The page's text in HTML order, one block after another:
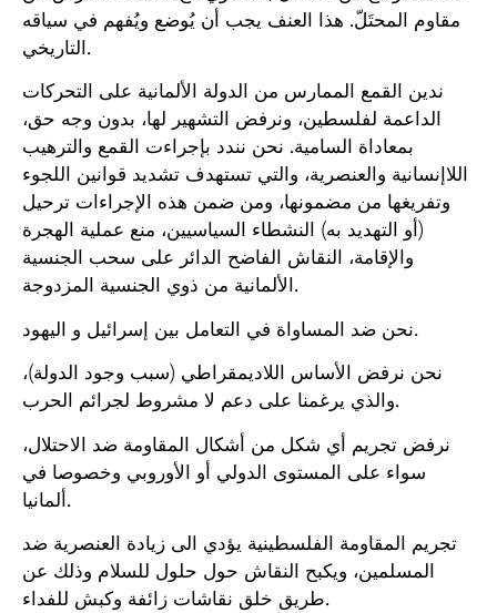
مقاوم المحتَلّ. هذا العنف يجب أن يُوضع ويُفهم في سياقه
التاريخي.
ندين القمع الممارس من الدولة الألمانية على التحركات
الداعمة لفلسطين، ونرفض التشهير لها، بدون وجه حق،
بمعاداة السامية. نحن نندد بإجراءت القمع والترهيب
اللاإنسانية والعنصرية، والتي تستهدف تشديد قوانين اللجوء
وتفريغها من مضمونها، ومن ضمن هذه الإجراءات ترحيل
(أو التهديد به) النشطاء السياسيين، منع عملية الهجرة
والإقامة، النقاش الفاضح الدائر على سحب الجنسية
الألمانية من ذوي الجنسية المزدوجة.
نحن ضد المساواة في التعامل بين إسرائيل و اليهود.
نحن نرفض الأساس اللاديمقراطي (سبب وجود الدولة)،
والذي يرغمنا على دعم لا مشروط لجرائم الحرب.
نرفض تجريم أي شكل من أشكال المقاومة ضد الاحتلال،
سواء على المستوى الدولي أو الأوروبي وخصوصا في
ألمانيا.
تجريم المقاومة الفلسطينية يؤدي الى زيادة العنصرية ضد
المسلمين، ويكبح النقاش حول حلول للسلام وذلك عن
طريق خلق نقاشات زائفة وكبش للفداء.